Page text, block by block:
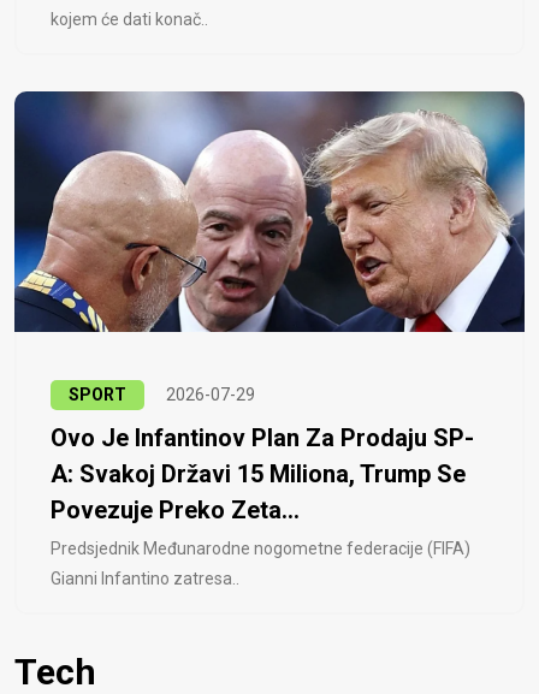
kojem će dati konač..
SPORT 2026-07-29
Ovo Je Infantinov Plan Za Prodaju SP-
A: Svakoj Državi 15 Miliona, Trump Se
Povezuje Preko Zeta...
Predsjednik Međunarodne nogometne federacije (FIFA)
Gianni Infantino zatresa..
Tech